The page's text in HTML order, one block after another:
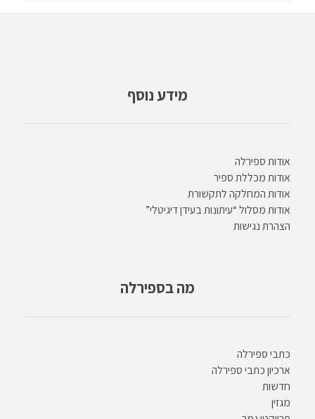
מידע נוסף
אודות ספירלה
אודות מכללת ספיר
אודות המחלקה לתקשורת
אודות מסלול “עיתונות בעידן דיגיטלי”
הצהרת נגישות
מה בספירלה
כתבי ספירלה
ארכיון כתבי ספירלה
חדשות
מגזין